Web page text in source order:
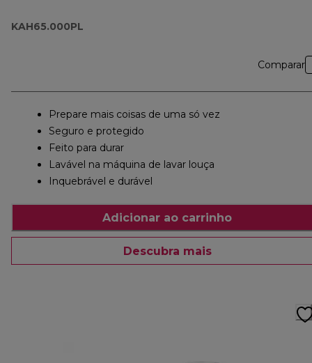
KAH65.000PL
Comparar
Prepare mais coisas de uma só vez
Seguro e protegido
Feito para durar
Lavável na máquina de lavar louça
Inquebrável e durável
Adicionar ao carrinho
Descubra mais